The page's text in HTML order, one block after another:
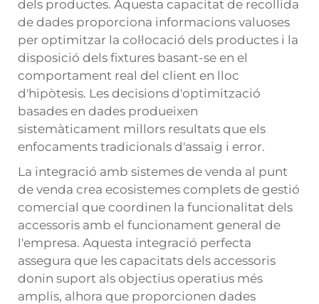
dels productes. Aquesta capacitat de recollida
de dades proporciona informacions valuoses
per optimitzar la col·locació dels productes i la
disposició dels fixtures basant-se en el
comportament real del client en lloc
d'hipòtesis. Les decisions d'optimització
basades en dades produeixen
sistemàticament millors resultats que els
enfocaments tradicionals d'assaig i error.
La integració amb sistemes de venda al punt
de venda crea ecosistemes complets de gestió
comercial que coordinen la funcionalitat dels
accessoris amb el funcionament general de
l'empresa. Aquesta integració perfecta
assegura que les capacitats dels accessoris
donin suport als objectius operatius més
amplis, alhora que proporcionen dades